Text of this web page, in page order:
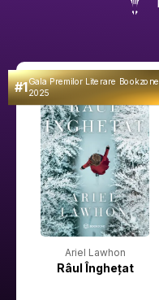
#1Gala Premilor Literare Bookzone
2025
Ariel Lawhon
Râul Înghețat